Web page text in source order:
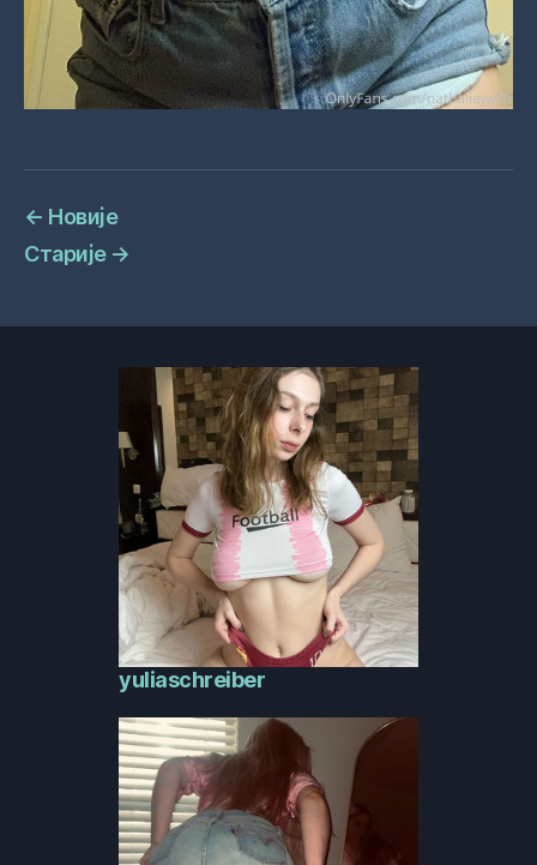
← Новије
Старије →
yuliaschreiber